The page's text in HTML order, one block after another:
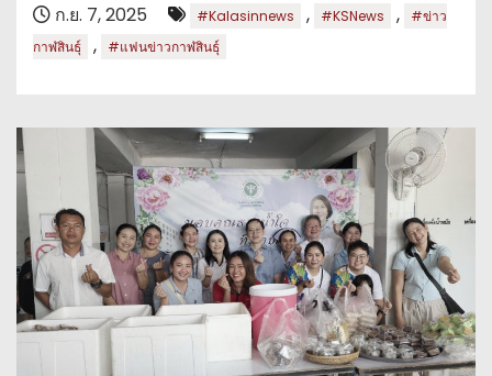
ก.ย. 7, 2025 #Kalasinnews , #KSNews ,
#ข่าว
กาฬสินธุ์
, #แฟนข่าวกาฬสินธุ์